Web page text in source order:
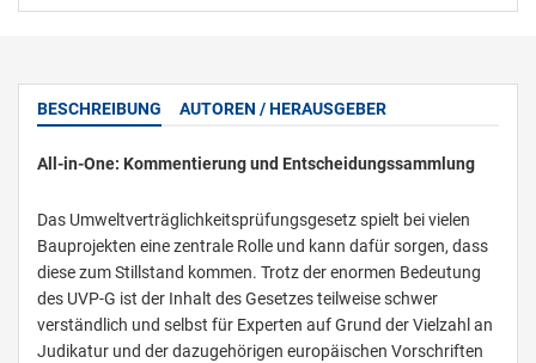
BESCHREIBUNG AUTOREN / HERAUSGEBER
All-in-One: Kommentierung und Entscheidungssammlung
Das Umweltverträglichkeitsprüfungsgesetz spielt bei vielen
Bauprojekten eine zentrale Rolle und kann dafür sorgen, dass
diese zum Stillstand kommen. Trotz der enormen Bedeutung
des UVP-G ist der Inhalt des Gesetzes teilweise schwer
verständlich und selbst für Experten auf Grund der Vielzahl an
Judikatur und der dazugehörigen europäischen Vorschriften